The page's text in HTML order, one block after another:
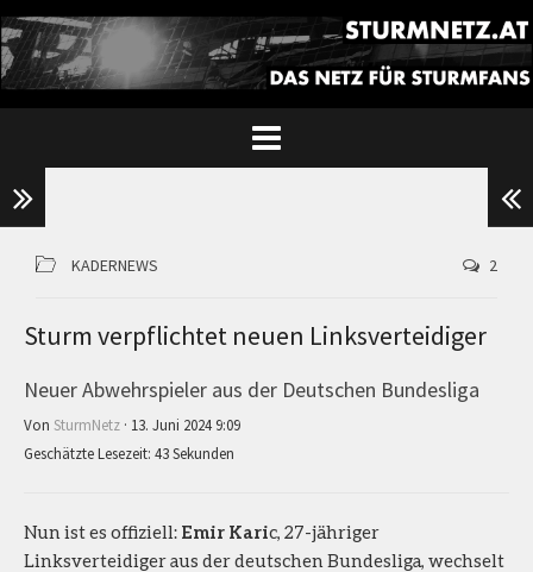
KADERNEWS 2
Sturm verpflichtet neuen Linksverteidiger
Neuer Abwehrspieler aus der Deutschen Bundesliga
Von SturmNetz · 13. Juni 2024 9:09
Geschätzte Lesezeit: 43 Sekunden
Nun ist es offiziell: Emir Karic, 27-jähriger
Linksverteidiger aus der deutschen Bundesliga, wechselt